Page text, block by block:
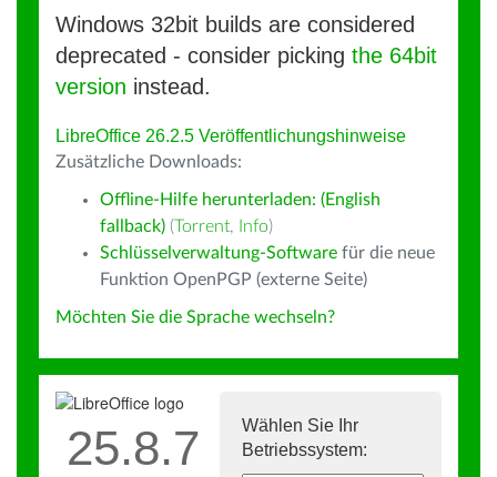
Windows 32bit builds are considered
deprecated - consider picking the 64bit
version instead.
LibreOffice 26.2.5 Veröffentlichungshinweise
Zusätzliche Downloads:
Offline-Hilfe herunterladen: (English
fallback) (Torrent, Info)
Schlüsselverwaltung-Software für die neue
Funktion OpenPGP (externe Seite)
Möchten Sie die Sprache wechseln?
Wählen Sie Ihr
Betriebssystem:
25.8.7